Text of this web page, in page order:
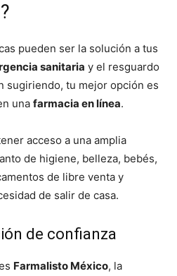
pueden ser la solución a tus
sanitaria y el resguardo
sugiriendo, tu mejor opción es
una farmacia en línea.
acceso a una amplia
de higiene, belleza, bebés,
de libre venta y
de salir de casa.
de confianza
Farmalisto México, la